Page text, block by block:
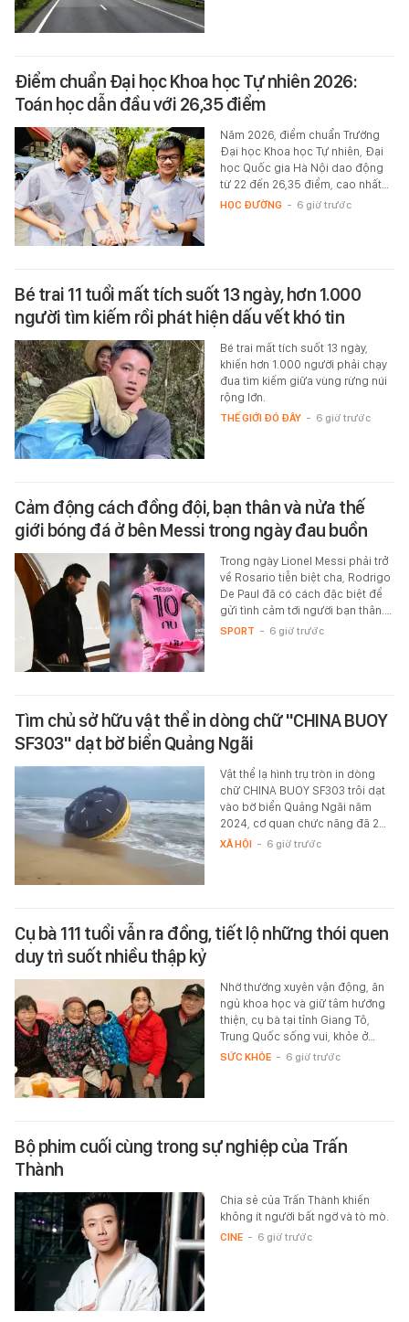
Điểm chuẩn Đại học Khoa học Tự nhiên 2026:
Toán học dẫn đầu với 26,35 điểm
Năm 2026, điểm chuẩn Trường
Đại học Khoa học Tự nhiên, Đại
học Quốc gia Hà Nội dao động
từ 22 đến 26,35 điểm, cao nhất…
HỌC ĐƯỜNG - 6 giờ trước
Bé trai 11 tuổi mất tích suốt 13 ngày, hơn 1.000
người tìm kiếm rồi phát hiện dấu vết khó tin
Bé trai mất tích suốt 13 ngày,
khiến hơn 1.000 người phải chạy
đua tìm kiếm giữa vùng rừng núi
rộng lớn.
THẾ GIỚI ĐÓ ĐÂY - 6 giờ trước
Cảm động cách đồng đội, bạn thân và nửa thế
giới bóng đá ở bên Messi trong ngày đau buồn
Trong ngày Lionel Messi phải trở
về Rosario tiễn biệt cha, Rodrigo
De Paul đã có cách đặc biệt để
gửi tình cảm tới người bạn thân.…
SPORT - 6 giờ trước
Tìm chủ sở hữu vật thể in dòng chữ "CHINA BUOY
SF303" dạt bờ biển Quảng Ngãi
Vật thể lạ hình trụ tròn in dòng
chữ CHINA BUOY SF303 trôi dạt
vào bờ biển Quảng Ngãi năm
2024, cơ quan chức năng đã 2…
XÃ HỘI - 6 giờ trước
Cụ bà 111 tuổi vẫn ra đồng, tiết lộ những thói quen
duy trì suốt nhiều thập kỷ
Nhờ thường xuyên vận động, ăn
ngủ khoa học và giữ tâm hướng
thiện, cụ bà tại tỉnh Giang Tô,
Trung Quốc sống vui, khỏe ở…
SỨC KHỎE - 6 giờ trước
Bộ phim cuối cùng trong sự nghiệp của Trấn
Thành
Chia sẻ của Trấn Thành khiến
không ít người bất ngờ và tò mò.
CINE - 6 giờ trước